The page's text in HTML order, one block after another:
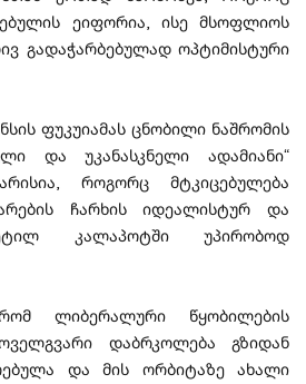
ეიფორია, ისე მსოფლიოს
გადაჭარბებულად ოპტიმისტური
ფუკუიამას ცნობილი ნაშრომის
და უკანასკნელი ადამიანი“
როგორც მტკიცებულება
ჩარხის იდეალისტურ და
კალაპოტში უპირობოდ
ლიბერალური წყობილების
დაბრკოლება გზიდან
და მის ორბიტაზე ახალი